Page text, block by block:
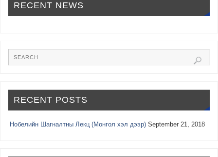
RECENT NEWS
RECENT POSTS
Нобелийн Шагналтны Лекц (Монгол хэл дээр) September 21, 2018